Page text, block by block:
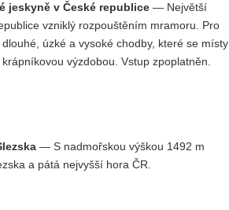
jeskyně v České republice — Největší
vzniklý rozpouštěním mramoru. Pro
úzké a vysoké chodby, které se místy
výzdobou. Vstup zpoplatněn.
— S nadmořskou výškou 1492 m
a pátá nejvyšší hora ČR.